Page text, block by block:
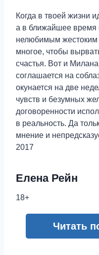
Когда в твоей жизни
а в ближайшее время
нелюбимым жестоким
многое, чтобы
счастья. Вот и
соглашается на
окунается на две
чувств и безумных
договоренности
в реальность. Да
мнение и
2017
Елена Рейн
18+
Читать